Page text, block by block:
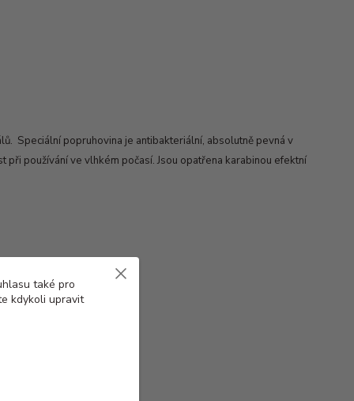
Speciální popruhovina je antibakteriální, absolutně pevná v
při používání ve vlhkém počasí. Jsou opatřena karabinou efektní
také pro
kdykoli upravit